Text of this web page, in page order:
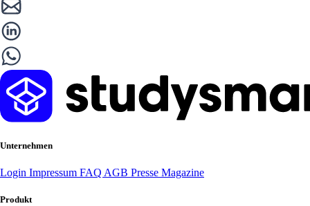
Unternehmen
Login Impressum FAQ AGB Presse Magazine
Produkt